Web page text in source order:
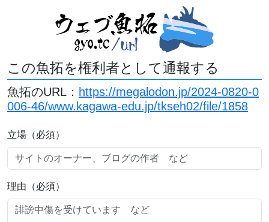
この魚拓を権利者として通報する
魚拓のURL： https://megalodon.jp/2024-0820-0
006-46/www.kagawa-edu.jp/tkseh02/file/1858
立場（必須）
理由（必須）